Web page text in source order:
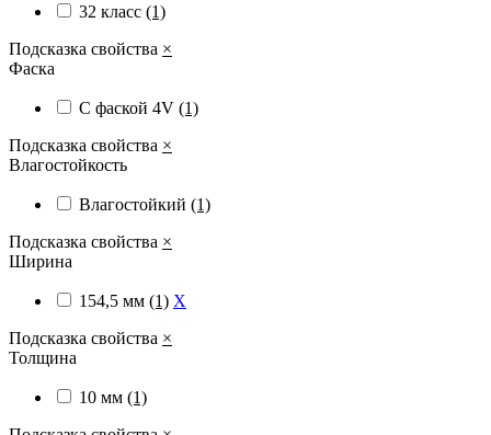
32 класс (1)
Подсказка свойства ×
Фаска
С фаской 4V (1)
Подсказка свойства ×
Влагостойкость
Влагостойкий (1)
Подсказка свойства ×
Ширина
154,5 мм (1) X
Подсказка свойства ×
Толщина
10 мм (1)